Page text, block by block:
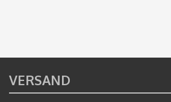
VERSAND